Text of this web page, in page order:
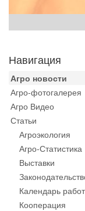
Навигация
Агро новости
Агро-фотогалерея
Агро Видео
Статьи
Агроэкология
Агро-Статистика
Выставки
Календарь работ
Кооперация